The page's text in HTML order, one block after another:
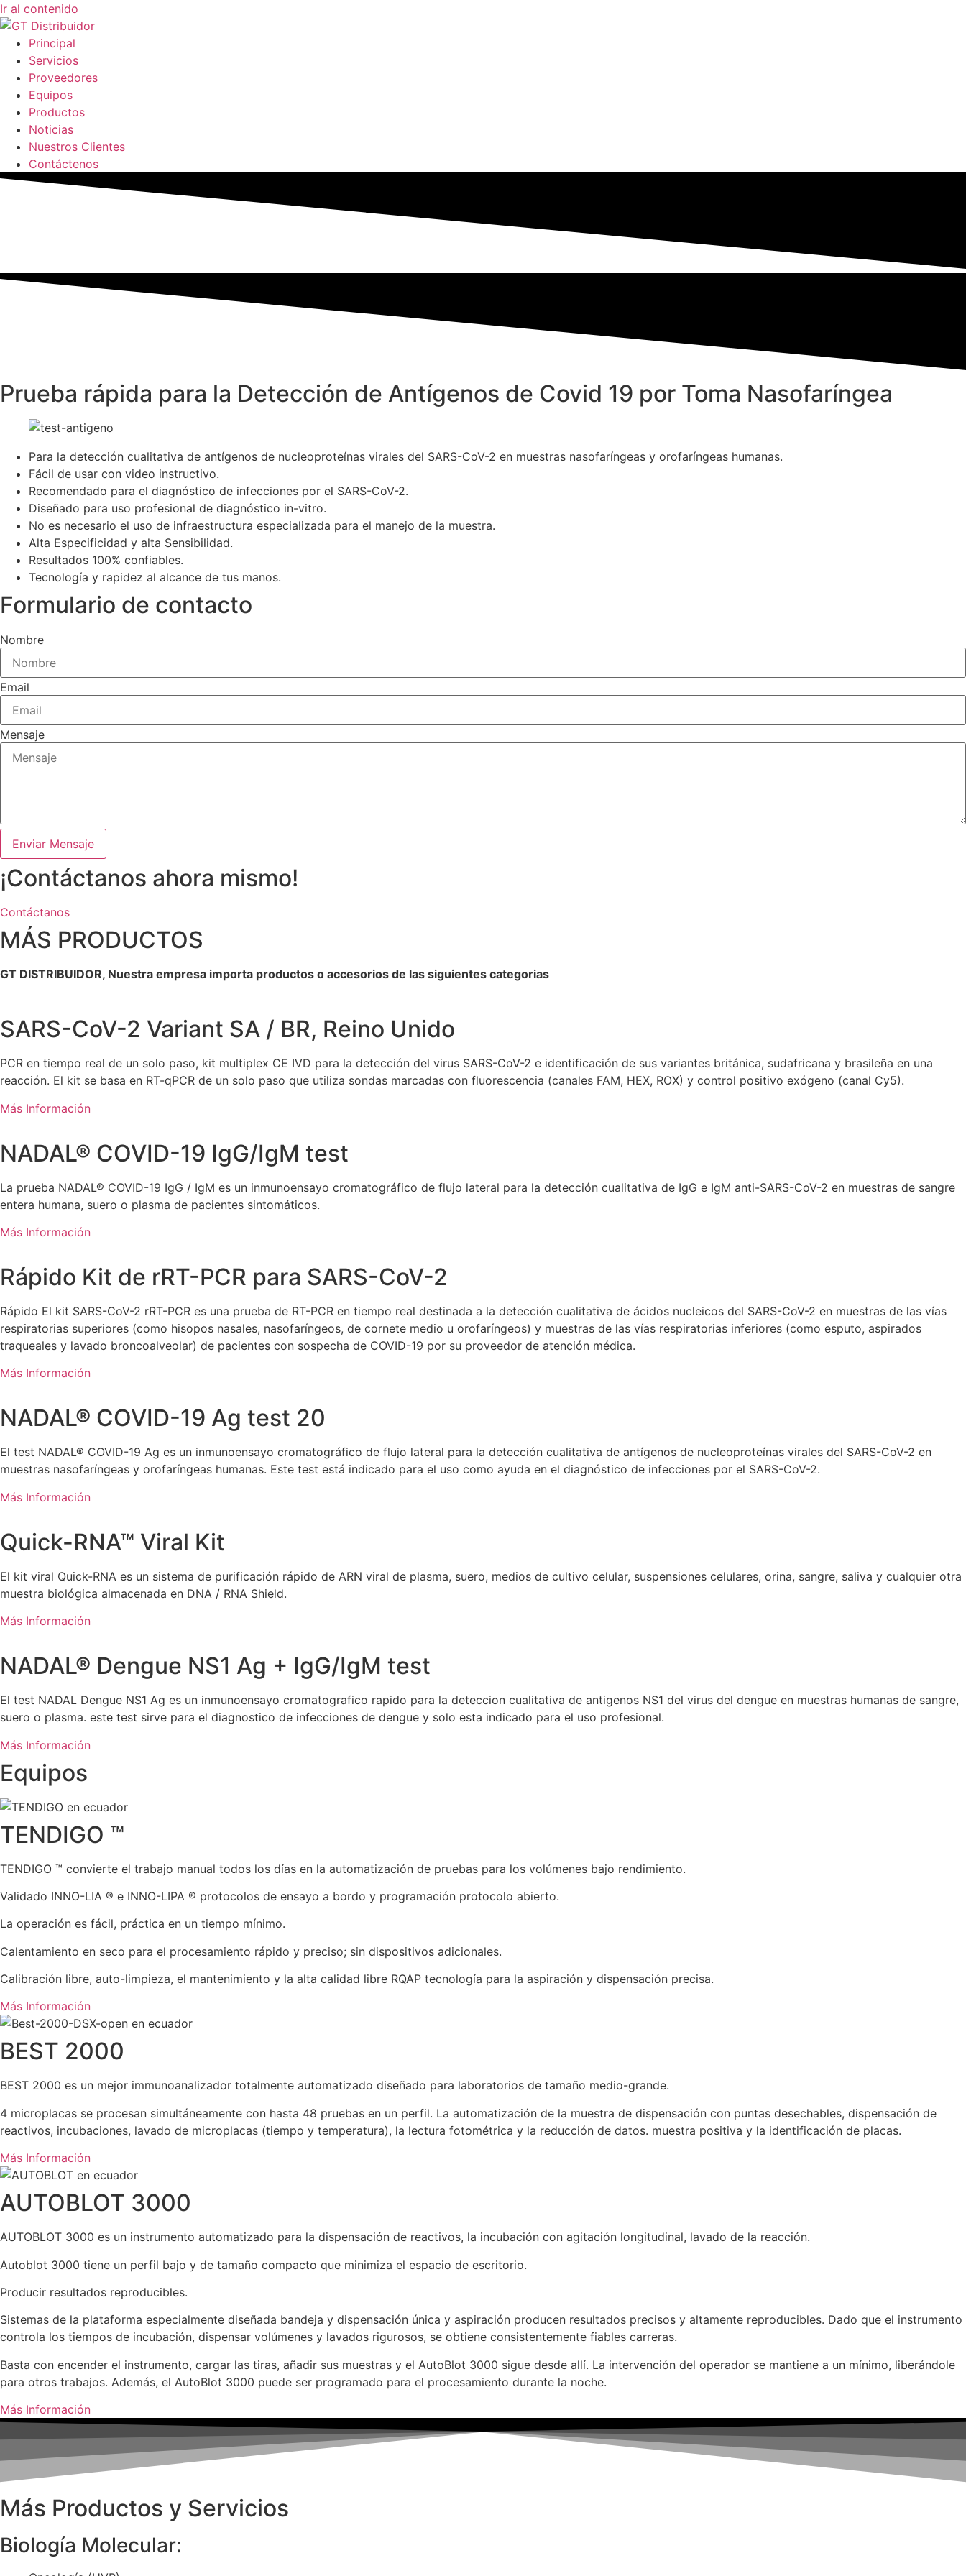
Ir al contenido
Principal
Servicios
Proveedores
Equipos
Productos
Noticias
Nuestros Clientes
Contáctenos
Prueba rápida para la Detección de Antígenos de Covid 19 por Toma Nasofaríngea
Para la detección cualitativa de antígenos de nucleoproteínas virales del SARS-CoV-2 en muestras nasofaríngeas y orofaríngeas humanas.
Fácil de usar con video instructivo.
Recomendado para el diagnóstico de infecciones por el SARS-CoV-2.
Diseñado para uso profesional de diagnóstico in-vitro.
No es necesario el uso de infraestructura especializada para el manejo de la muestra.
Alta Especificidad y alta Sensibilidad.
Resultados 100% confiables.
Tecnología y rapidez al alcance de tus manos.
Formulario de contacto
Nombre
Email
Mensaje
Enviar Mensaje
¡Contáctanos ahora mismo!
Contáctanos
MÁS PRODUCTOS
GT DISTRIBUIDOR, Nuestra empresa importa productos o accesorios de las siguientes categorias
SARS-CoV-2 Variant SA / BR, Reino Unido
PCR en tiempo real de un solo paso, kit multiplex CE IVD para la detección del virus SARS-CoV-2 e identificación de sus variantes británica, sudafricana y brasileña en una
reacción. El kit se basa en RT-qPCR de un solo paso que utiliza sondas marcadas con fluorescencia (canales FAM, HEX, ROX) y control positivo exógeno (canal Cy5).
Más Información
NADAL® COVID-19 IgG/IgM test
La prueba NADAL® COVID-19 IgG / IgM es un inmunoensayo cromatográfico de flujo lateral para la detección cualitativa de IgG e IgM anti-SARS-CoV-2 en muestras de sangre
entera humana, suero o plasma de pacientes sintomáticos.
Más Información
Rápido Kit de rRT-PCR para SARS-CoV-2
Rápido El kit SARS-CoV-2 rRT-PCR es una prueba de RT-PCR en tiempo real destinada a la detección cualitativa de ácidos nucleicos del SARS-CoV-2 en muestras de las vías
respiratorias superiores (como hisopos nasales, nasofaríngeos, de cornete medio u orofaríngeos) y muestras de las vías respiratorias inferiores (como esputo, aspirados
traqueales y lavado broncoalveolar) de pacientes con sospecha de COVID-19 por su proveedor de atención médica.
Más Información
NADAL® COVID-19 Ag test 20
El test NADAL® COVID-19 Ag es un inmunoensayo cromatográfico de flujo lateral para la detección cualitativa de antígenos de nucleoproteínas virales del SARS-CoV-2 en
muestras nasofaríngeas y orofaríngeas humanas. Este test está indicado para el uso como ayuda en el diagnóstico de infecciones por el SARS-CoV-2.
Más Información
Quick-RNA™ Viral Kit
El kit viral Quick-RNA es un sistema de purificación rápido de ARN viral de plasma, suero, medios de cultivo celular, suspensiones celulares, orina, sangre, saliva y cualquier otra
muestra biológica almacenada en DNA / RNA Shield.
Más Información
NADAL® Dengue NS1 Ag + IgG/IgM test
El test NADAL Dengue NS1 Ag es un inmunoensayo cromatografico rapido para la deteccion cualitativa de antigenos NS1 del virus del dengue en muestras humanas de sangre,
suero o plasma. este test sirve para el diagnostico de infecciones de dengue y solo esta indicado para el uso profesional.
Más Información
Equipos
TENDIGO ™
TENDIGO ™ convierte el trabajo manual todos los días en la automatización de pruebas para los volúmenes bajo rendimiento.
Validado INNO-LIA ® e INNO-LIPA ® protocolos de ensayo a bordo y programación protocolo abierto.
La operación es fácil, práctica en un tiempo mínimo.
Calentamiento en seco para el procesamiento rápido y preciso; sin dispositivos adicionales.
Calibración libre, auto-limpieza, el mantenimiento y la alta calidad libre RQAP tecnología para la aspiración y dispensación precisa.
Más Información
BEST 2000
BEST 2000 es un mejor immunoanalizador totalmente automatizado diseñado para laboratorios de tamaño medio-grande.
4 microplacas se procesan simultáneamente con hasta 48 pruebas en un perfil. La automatización de la muestra de dispensación con puntas desechables, dispensación de
reactivos, incubaciones, lavado de microplacas (tiempo y temperatura), la lectura fotométrica y la reducción de datos. muestra positiva y la identificación de placas.
Más Información
AUTOBLOT 3000
AUTOBLOT 3000 es un instrumento automatizado para la dispensación de reactivos, la incubación con agitación longitudinal, lavado de la reacción.
Autoblot 3000 tiene un perfil bajo y de tamaño compacto que minimiza el espacio de escritorio.
Producir resultados reproducibles.
Sistemas de la plataforma especialmente diseñada bandeja y dispensación única y aspiración producen resultados precisos y altamente reproducibles. Dado que el instrumento
controla los tiempos de incubación, dispensar volúmenes y lavados rigurosos, se obtiene consistentemente fiables carreras.
Basta con encender el instrumento, cargar las tiras, añadir sus muestras y el AutoBlot 3000 sigue desde allí. La intervención del operador se mantiene a un mínimo, liberándole
para otros trabajos. Además, el AutoBlot 3000 puede ser programado para el procesamiento durante la noche.
Más Información
Más Productos y Servicios
Biología Molecular: